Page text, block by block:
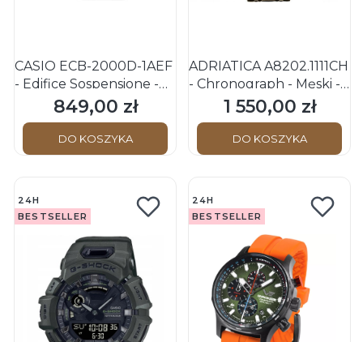
CASIO ECB-2000D-1AEF
- Edifice Sospensione -
Męski - Zegarek
kwarcowy
Cena
849,00 zł
DO KOSZYKA
ADRIATICA A8202.1111CH
- Chronograph - Męski -
Zegarek na bransolecie
Cena
1 550,00 zł
DO KOSZYKA
24H
BESTSELLER
24H
BESTSELLER